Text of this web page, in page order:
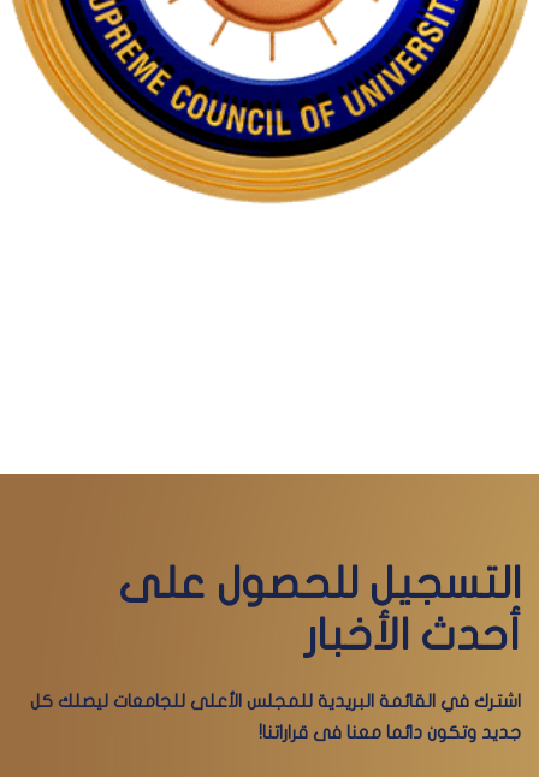
التسجيل للحصول على
أحدث الأخبار
اشترك في القائمة البريدية للمجلس الأعلى للجامعات ليصلك كل
جديد وتكون دائما معنا فى قراراتنا!